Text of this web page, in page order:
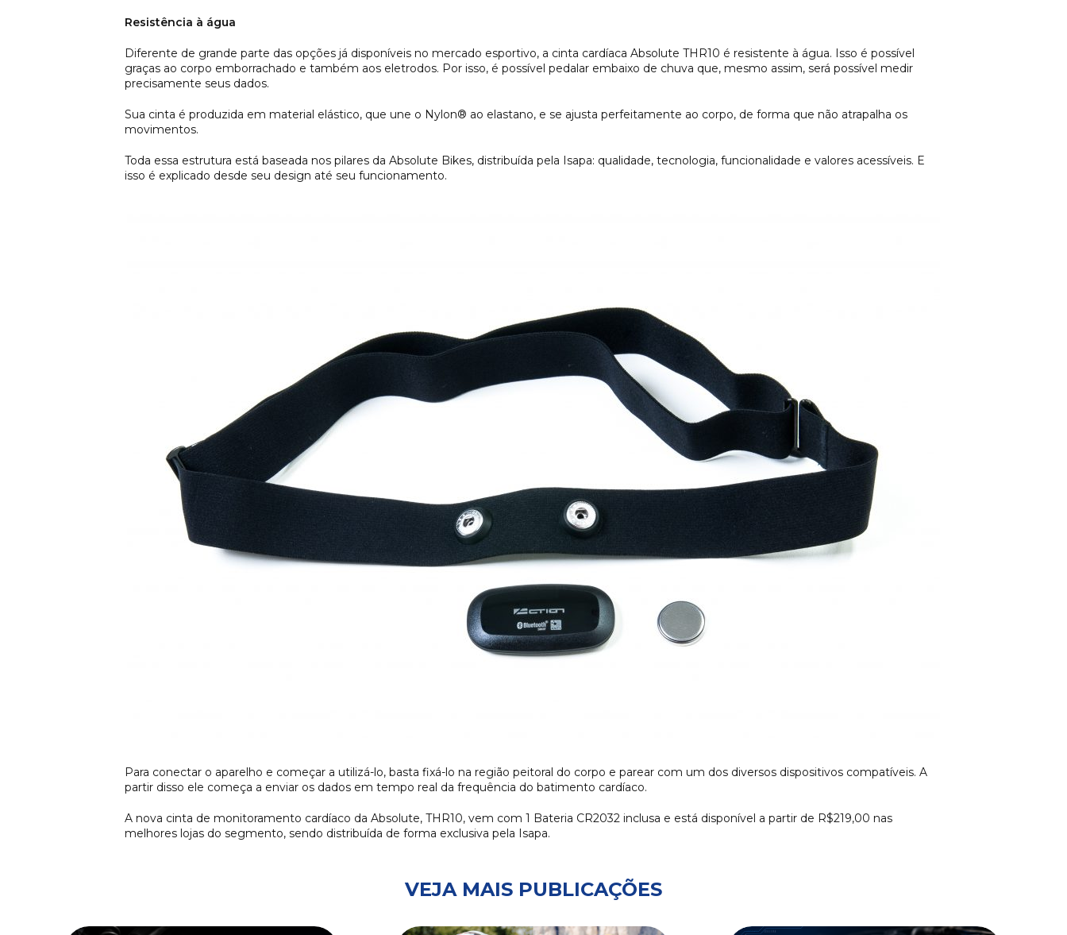
Resistência à água
Diferente de grande parte das opções já disponíveis no mercado esportivo, a cinta cardíaca Absolute THR10 é resistente à água. Isso é possível
graças ao corpo emborrachado e também aos eletrodos. Por isso, é possível pedalar embaixo de chuva que, mesmo assim, será possível medir
precisamente seus dados.
Sua cinta é produzida em material elástico, que une o Nylon® ao elastano, e se ajusta perfeitamente ao corpo, de forma que não atrapalha os
movimentos.
Toda essa estrutura está baseada nos pilares da Absolute Bikes, distribuída pela Isapa: qualidade, tecnologia, funcionalidade e valores acessíveis. E
isso é explicado desde seu design até seu funcionamento.
Para conectar o aparelho e começar a utilizá-lo, basta fixá-lo na região peitoral do corpo e parear com um dos diversos dispositivos compatíveis. A
partir disso ele começa a enviar os dados em tempo real da frequência do batimento cardíaco.
A nova cinta de monitoramento cardíaco da Absolute, THR10, vem com 1 Bateria CR2032 inclusa e está disponível a partir de R$219,00 nas
melhores lojas do segmento, sendo distribuída de forma exclusiva pela Isapa.
VEJA MAIS PUBLICAÇÕES